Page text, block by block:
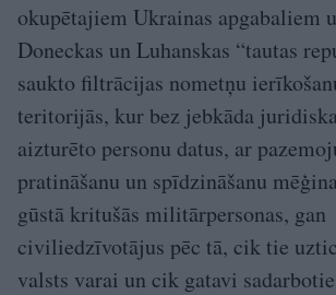
okupētajiem Ukrainas apgabaliem
Doneckas un Luhanskas “tautas
saukto filtrācijas nometņu
teritorijās, kur bez jebkāda
aizturēto personu datus, ar
pratināšanu un spīdzināšanu
gūstā kritušās militārpersonas, gan
civiliedzīvotājus pēc tā, cik tie
valsts varai un cik gatavi